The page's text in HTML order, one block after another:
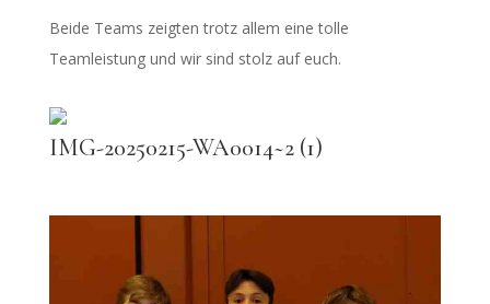
Beide Teams zeigten trotz allem eine tolle
Teamleistung und wir sind stolz auf euch.
IMG-20250215-WA0014~2 (1)